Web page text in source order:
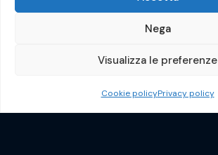
Nega
Visualizza le preferenze
Cookie policyPrivacy policy
Guermandi Group